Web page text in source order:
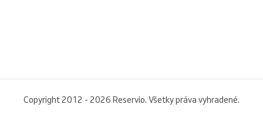
Copyright 2012 - 2026 Reservio. Všetky práva vyhradené.